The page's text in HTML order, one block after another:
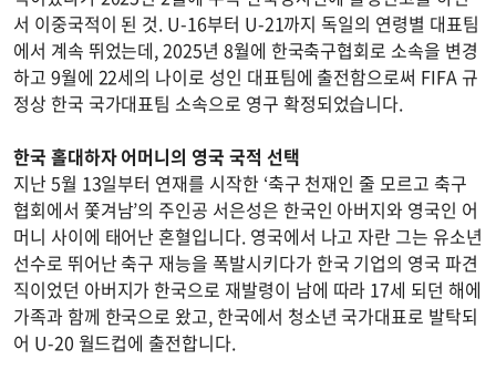
서 이중국적이 된 것. U-16부터 U-21까지 독일의 연령별 대표팀
에서 계속 뛰었는데, 2025년 8월에 한국축구협회로 소속을 변경
하고 9월에 22세의 나이로 성인 대표팀에 출전함으로써 FIFA 규
정상 한국 국가대표팀 소속으로 영구 확정되었습니다.
한국 홀대하자 어머니의 영국 국적 선택
지난 5월 13일부터 연재를 시작한 ‘축구 천재인 줄 모르고 축구
협회에서 쫓겨남’의 주인공 서은성은 한국인 아버지와 영국인 어
머니 사이에 태어난 혼혈입니다. 영국에서 나고 자란 그는 유소년
선수로 뛰어난 축구 재능을 폭발시키다가 한국 기업의 영국 파견
직이었던 아버지가 한국으로 재발령이 남에 따라 17세 되던 해에
가족과 함께 한국으로 왔고, 한국에서 청소년 국가대표로 발탁되
어 U-20 월드컵에 출전합니다.